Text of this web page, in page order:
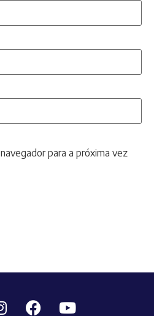
para a próxima vez